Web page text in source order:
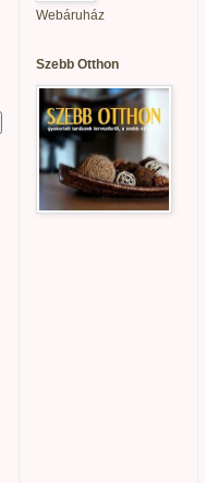
Webáruház
Szebb Otthon